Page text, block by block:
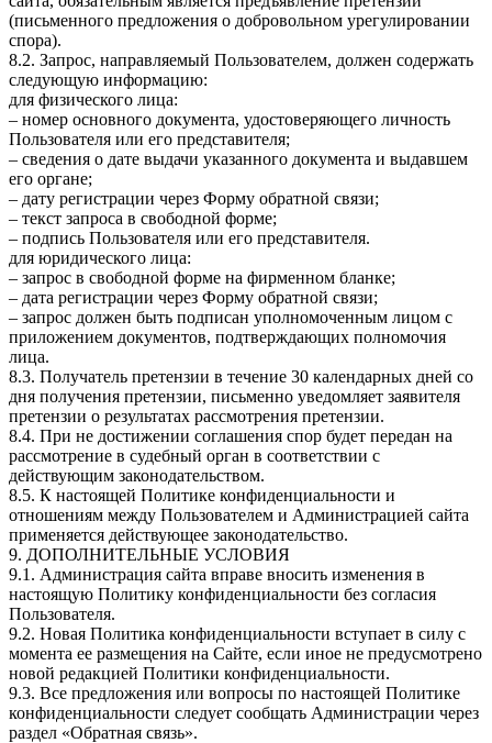
(письменного предложения о добровольном урегулировании
спора).
8.2. Запрос, направляемый Пользователем, должен содержать
следующую информацию:
для физического лица:
– номер основного документа, удостоверяющего личность
Пользователя или его представителя;
– сведения о дате выдачи указанного документа и выдавшем
его органе;
– дату регистрации через Форму обратной связи;
– текст запроса в свободной форме;
– подпись Пользователя или его представителя.
для юридического лица:
– запрос в свободной форме на фирменном бланке;
– дата регистрации через Форму обратной связи;
– запрос должен быть подписан уполномоченным лицом с
приложением документов, подтверждающих полномочия
лица.
8.3. Получатель претензии в течение 30 календарных дней со
дня получения претензии, письменно уведомляет заявителя
претензии о результатах рассмотрения претензии.
8.4. При не достижении соглашения спор будет передан на
рассмотрение в судебный орган в соответствии с
действующим законодательством.
8.5. К настоящей Политике конфиденциальности и
отношениям между Пользователем и Администрацией сайта
применяется действующее законодательство.
9. ДОПОЛНИТЕЛЬНЫЕ УСЛОВИЯ
9.1. Администрация сайта вправе вносить изменения в
настоящую Политику конфиденциальности без согласия
Пользователя.
9.2. Новая Политика конфиденциальности вступает в силу с
момента ее размещения на Сайте, если иное не предусмотрено
новой редакцией Политики конфиденциальности.
9.3. Все предложения или вопросы по настоящей Политике
конфиденциальности следует сообщать Администрации через
раздел «Обратная связь».